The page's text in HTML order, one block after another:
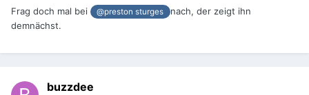
Frag doch mal bei @preston sturges
nach, der zeigt ihn
demnächst.
buzzdee